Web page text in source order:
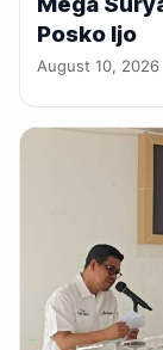
Posko Ijo
August 10, 2026